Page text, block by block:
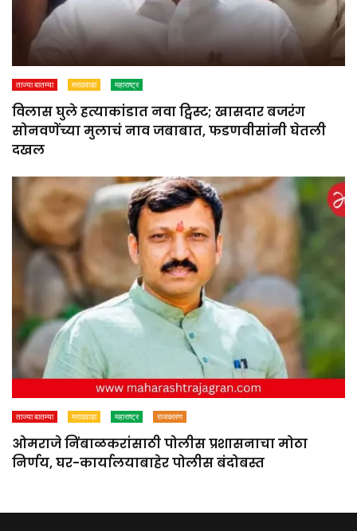
ताज्या बातम्या मराठवाडा महाराष्ट्र
विलास घुले हत्याकांडात नवा ट्विस्ट; खासदार बजरंग
सोनवणेंच्या मुलाचं नाव जबाबात, फडणवीसांनी घेतली
दखल
ताज्या बातम्या मराठवाडा महाराष्ट्र राजकारण
ओमराजे निंबाळकरांसाठी पोलीस प्रशासनाचा मोठा
निर्णय, घर-कार्यालयाबाहेर पोलीस बंदोबस्त